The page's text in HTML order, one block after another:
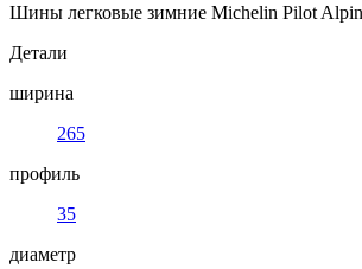
Шины легковые зимние Michelin Pilot
Детали
ширина
265
профиль
35
диаметр